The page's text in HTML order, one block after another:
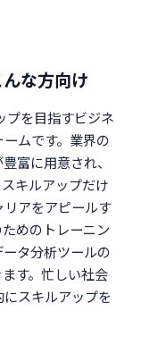
な方向け
を目指すビジネ
ムです。業界の
富に用意され、
キルアップだけ
アをアピールす
めのトレーニン
タ分析ツールの
す。忙しい社会
スキルアップを